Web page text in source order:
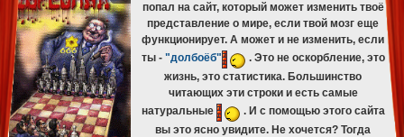
попал на сайт, который может изменить твоё
представление о мире, если твой мозг еще
функционирует. А может и не изменить, если
ты - "долбоёб"
. Это не оскорбление, это
жизнь, это статистика. Большинство
читающих эти строки и есть самые
натуральные
. И с помощью этого сайта
вы это ясно увидите. Не хочется? Тогда